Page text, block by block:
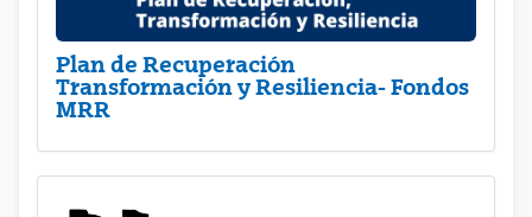
Plan de Recuperación
Transformación y Resiliencia- Fondos
MRR